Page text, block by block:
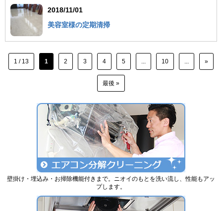
2018/11/01
美容室様の定期清掃
1 / 13 1 2 3 4 5 10 »
最後 »
壁掛け・埋込み・お掃除機能付きまで。ニオイのもとを洗い流し、性能もアッ
プします。